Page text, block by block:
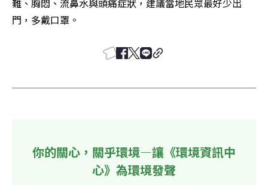
難、胸悶、流鼻水與頭痛症狀，建議當地民眾最好少出
門，多戴口罩。
你的關心，關乎環境—讓《環境資訊中
心》為環境發聲